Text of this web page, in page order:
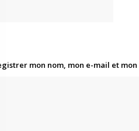
mon nom, mon e-mail et